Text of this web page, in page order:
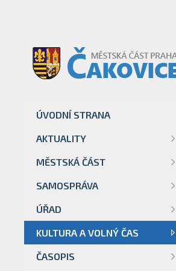
ÚVODNÍ STRANA
AKTUALITY
MĚSTSKÁ ČÁST
SAMOSPRÁVA
ÚŘAD
KULTURA A VOLNÝ ČAS
ČASOPIS